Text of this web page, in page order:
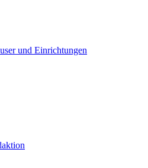
und Einrichtungen